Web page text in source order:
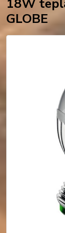
GLOBE